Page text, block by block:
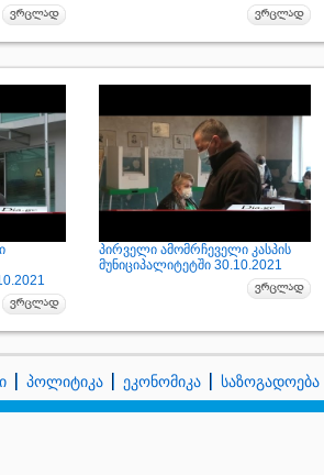
პირველი ამომრჩეველი კასპის
მუნიციპალიტეტში 30.10.2021
პოლიტიკა ეკონომიკა საზოგადოება